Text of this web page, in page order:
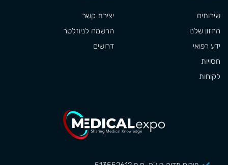
שירותים
החזון שלנו
ידע רפואי
חסויות
לקוחות
יצירת קשר
הרשמה לניוזלטר
דרושים